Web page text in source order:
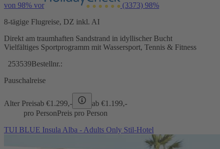
von 98% vor (3373) 98%
8-tägige Flugreise, DZ inkl. AI
Direkt am traumhaften Sandstrand in idyllischer Bucht
Vielfältiges Sportprogramm mit Wassersport, Tennis & Fitness
253539Bestellnr.:
Pauschalreise
Alter Preisab €1.299,- ab €1.199,-
pro PersonPreis pro Person
TUI BLUE Insula Alba - Adults Only Stil-Hotel